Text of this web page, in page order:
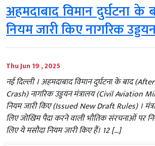
अहमदाबाद विमान दुर्घटना के
नियम जारी किए नागरिक
Thu Jun 19 , 2025
नई दिल्ली । अहमदाबाद विमान दुर्घटना के बाद
Crash) नागरिक उड्डयन मंत्रालय (Civil Aviation
नियम जारी किए (Issued New Draft Rules) ।
लिए जोखिम पैदा करने वाली भौतिक संरचनाओं पर
लिए ये मसौदा नियम जारी किए हैं। 12 […]